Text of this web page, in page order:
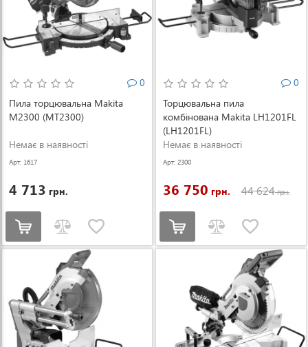
0
Пила торцювальна Makita
M2300 (MT2300)
Немає в наявності
Арт: 1617
4 713 грн.
0
Торцювальна пила
комбінована Makita LH1201FL
(LH1201FL)
Немає в наявності
Арт: 2300
36 750 грн. 44 624грн.